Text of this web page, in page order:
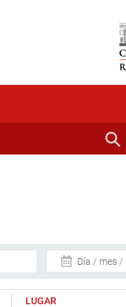
Día / mes /
LUGAR